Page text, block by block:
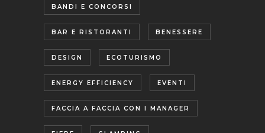
BANDI E CONCORSI
BAR E RISTORANTI BENESSERE
DESIGN ECOTURISMO
ENERGY EFFICIENCY EVENTI
FACCIA A FACCIA CON I MANAGER